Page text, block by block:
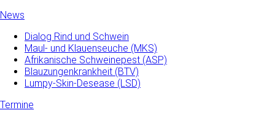
News
Dialog Rind und Schwein
Maul- und­ Klauenseuche­ (MKS)
Afrikanische Schweinepest (ASP)
Blauzungenkrankheit (BTV)
Lumpy-Skin-Desease (LSD)
Termine